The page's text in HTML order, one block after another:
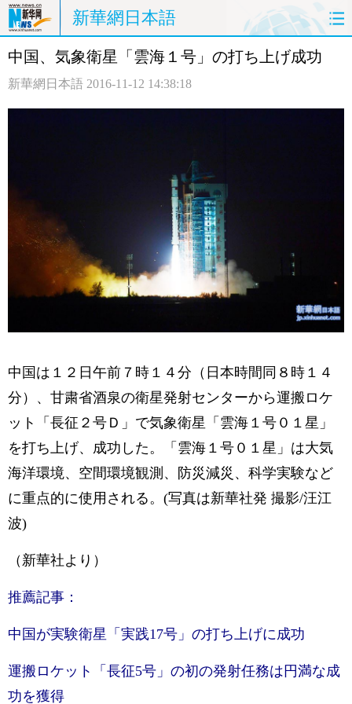
新華網日本語
ホームページ 政治 経済
中国、気象衛星「雲海１号」の打ち上げ成功
新華網日本語 2016-11-12 14:38:18
中国は１２日午前７時１４分（日本時間同８時１４
分）、甘粛省酒泉の衛星発射センターから運搬ロケ
ット「長征２号Ｄ」で気象衛星「雲海１号０１星」
を打ち上げ、成功した。「雲海１号０１星」は大気
海洋環境、空間環境観測、防災減災、科学実験など
に重点的に使用される。(写真は新華社発 撮影/汪江
波)
（新華社より）
推薦記事：
中国が実験衛星「実践17号」の打ち上げに成功
運搬ロケット「長征5号」の初の発射任務は円満な成
功を獲得